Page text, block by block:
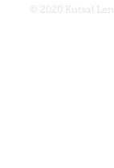
© 2020 Kutsal